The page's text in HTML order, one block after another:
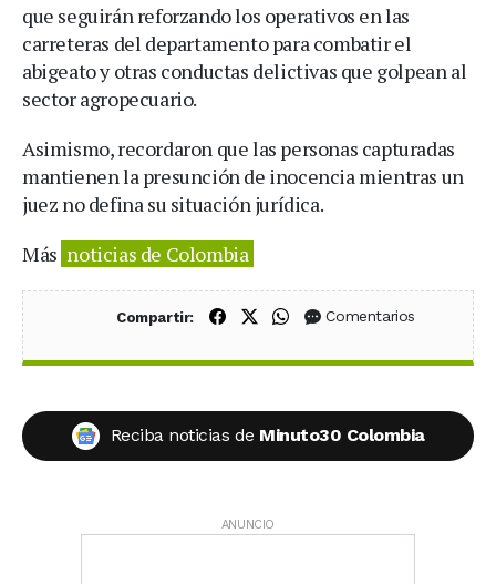
que seguirán reforzando los operativos en las
carreteras del departamento para combatir el
abigeato y otras conductas delictivas que golpean al
sector agropecuario.
Asimismo, recordaron que las personas capturadas
mantienen la presunción de inocencia mientras un
juez no defina su situación jurídica.
Más noticias de Colombia
Compartir: Compartir en Facebook
Compartir en X (Twitter)
Compartir en WhatsApp
Comentarios
Reciba noticias de Minuto30 Colombia
ANUNCIO